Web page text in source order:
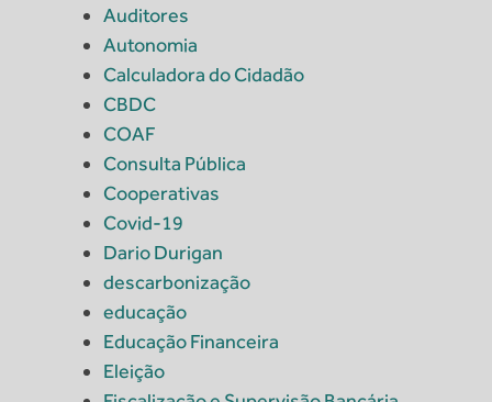
Auditores
Autonomia
Calculadora do Cidadão
CBDC
COAF
Consulta Pública
Cooperativas
Covid-19
Dario Durigan
descarbonização
educação
Educação Financeira
Eleição